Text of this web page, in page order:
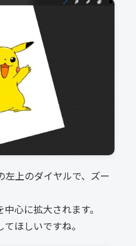
上のダイヤルで、ズー
心に拡大されます。
ほしいですね。